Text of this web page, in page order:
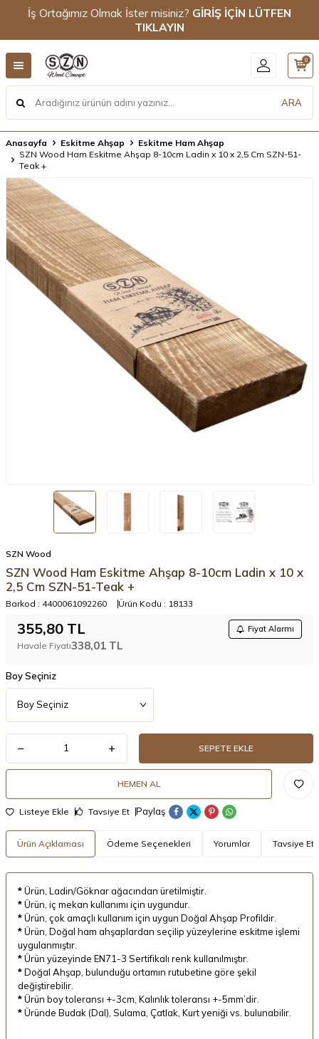
İş Ortağımız Olmak İster misiniz? GİRİŞ İÇİN LÜTFEN
TIKLAYIN
ARA
0
Anasayfa Eskitme Ahşap
Eskitme Ham Ahşap
SZN Wood Ham Eskitme Ahşap 8-10cm Ladin x 10 x 2,5 Cm SZN-51-
Teak +
SZN Wood
SZN Wood Ham Eskitme Ahşap 8-10cm Ladin x 10 x
2,5 Cm SZN-51-Teak +
Barkod : 4400061092260 Ürün Kodu : 18133
355,80 TL Fiyat Alarmı
Havale Fiyatı338,01 TL
Boy Seçiniz
SEPETE EKLE
HEMEN AL
Listeye Ekle Tavsiye Et Paylaş
Ürün Açıklaması Ödeme Seçenekleri Yorumlar Tavsiye Et
*Ürün, Ladin/Göknar ağacından üretilmiştir.
*Ürün, iç mekan kullanımı için uygundur.
*Ürün, çok amaçlı kullanım için uygun Doğal Ahşap Profildir.
*Ürün, Doğal ham ahşaplardan seçilip yüzeylerine eskitme işlemi
uygulanmıştır.
*Ürün yüzeyinde EN71-3 Sertifikalı renk kullanılmıştır.
*Doğal Ahşap, bulunduğu ortamın rutubetine göre şekil
değiştirebilir.
*Ürün boy toleransı +-3cm, Kalınlık toleransı +-5mm’dir.
*Üründe Budak (Dal), Sulama, Çatlak, Kurt yeniği vs. bulunabilir.